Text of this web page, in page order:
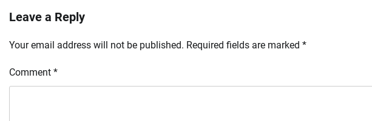
Leave a Reply
Your email address will not be published. Required fields are marked *
Comment *